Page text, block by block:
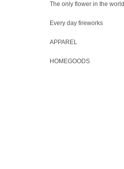
The only flower in the world
Every day fireworks
APPAREL
HOMEGOODS